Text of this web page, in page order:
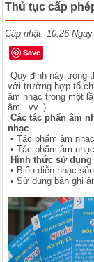
Thủ tục cấp
Cập nhật: 10:26
Save
Quy định này trong
với trường hợp tổ
âm nhạc trong một
âm ..vv..)
Các tác phẩn âm
nhạc
• Tác phẩm âm
• Tác phẩm âm
Hình thức sử
• Biểu diễn nhạc
• Sử dụng bản ghi